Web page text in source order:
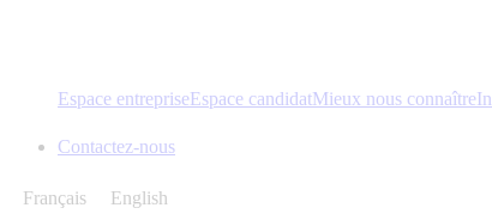
Espace entrepriseEspace candidatMieux nous connaître
Contactez-nous
Français English